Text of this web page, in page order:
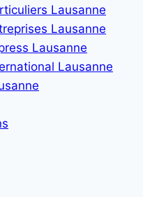
Lausanne
Lausanne
Lausanne
Lausanne